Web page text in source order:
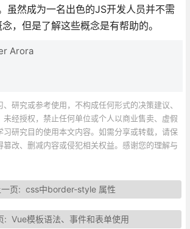
虽然成为一名出色的JS开发人员并不需
，但是了解这些概念是有帮助的。
Arora
研究或参考使用，不构成任何形式的决策建议、
未经授权，禁止任何单位或个人以商业售卖、虚假
习研究目的使用本文内容。如需分享或转载，请保
篡改、删减内容或侵犯相关权益。感谢您的理解与
一页: css中border-style 属性
:Vue模板语法、事件和表单使用